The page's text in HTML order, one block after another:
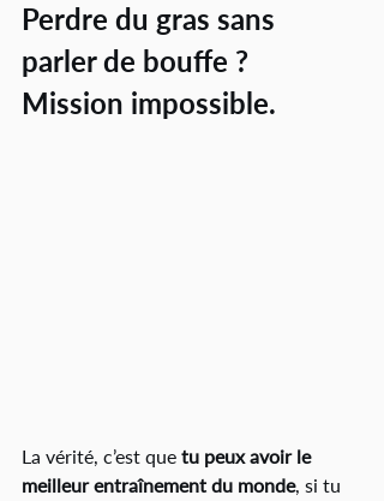
Perdre du gras sans
parler de bouffe ?
Mission impossible.
La vérité, c’est que tu peux avoir le
meilleur entraînement du monde, si tu